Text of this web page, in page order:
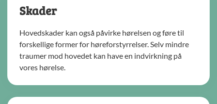
Skader
Hovedskader kan også påvirke hørelsen og føre til
forskellige former for høreforstyrrelser. Selv mindre
traumer mod hovedet kan have en indvirkning på
vores hørelse.